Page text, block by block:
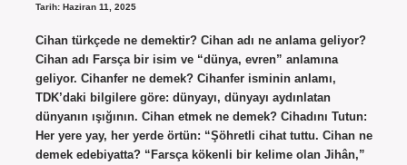
Tarih: Haziran 11, 2025
Cihan türkçede ne demektir? Cihan adı ne anlama geliyor?
Cihan adı Farsça bir isim ve “dünya, evren” anlamına
geliyor. Cihanfer ne demek? Cihanfer isminin anlamı,
TDK’daki bilgilere göre: dünyayı, dünyayı aydınlatan
dünyanın ışığının. Cihan etmek ne demek? Cihadını Tutun:
Her yere yay, her yerde örtün: “Şöhretli cihat tuttu. Cihan ne
demek edebiyatta? “Farsça kökenli bir kelime olan Jihân,”